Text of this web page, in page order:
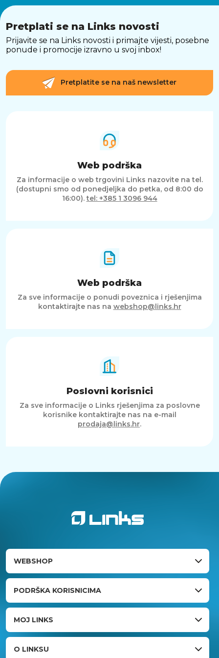
Pretplati se na Links novosti
Prijavite se na Links novosti i primajte vijesti, posebne
ponude i promocije izravno u svoj inbox!
Pretplatite se na naš newsletter
Web podrška
Za informacije o web trgovini Links nazovite na tel.
(dostupni smo od ponedjeljka do petka, od 8:00 do
16:00).tel: +385 1 3096 944
Web podrška
Za sve informacije o ponudi poveznica i rješenjima
kontaktirajte nas na webshop@links.hr
Poslovni korisnici
Za sve informacije o Links rješenjima za poslovne
korisnike kontaktirajte nas na e-mail
prodaja@links.hr.
WEBSHOP
PODRŠKA KORISNICIMA
MOJ LINKS
O LINKSU